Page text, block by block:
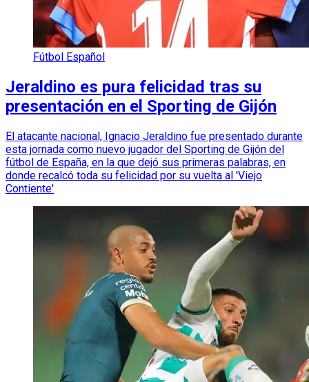
Fútbol Español
Jeraldino es pura felicidad tras su
presentación en el Sporting de Gijón
El atacante nacional, Ignacio Jeraldino fue presentado durante
esta jornada como nuevo jugador del Sporting de Gijón del
fútbol de España, en la que dejó sus primeras palabras, en
donde recalcó toda su felicidad por su vuelta al 'Viejo
Contiente'